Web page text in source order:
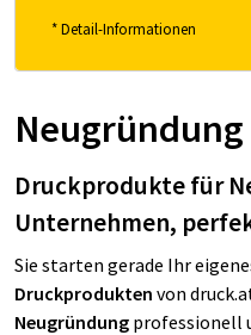
* Detail-Informationen
Neugründung
Druckprodukte für
Unternehmen,
Sie starten gerade Ihr
Druckprodukten von
Neugründung professionell